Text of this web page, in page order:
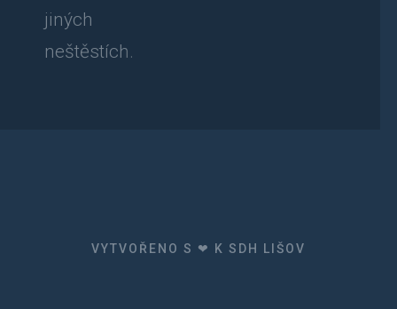
jiných
neštěstích.
VYTVOŘENO S ❤ K SDH LIŠOV